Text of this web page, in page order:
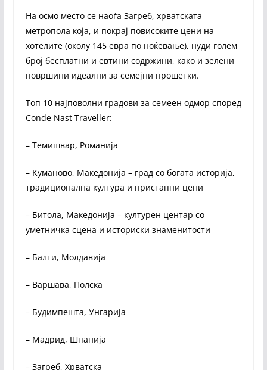
На осмо место се наоѓа Загреб, хрватската
метропола која, и покрај повисоките цени на
хотелите (околу 145 евра по ноќевање), нуди голем
број бесплатни и евтини содржини, како и зелени
површини идеални за семејни прошетки.
Топ 10 најповолни градови за семеен одмор според
Conde Nast Traveller:
– Темишвар, Романија
– Куманово, Македонија – град со богата историја,
традиционална култура и пристапни цени
– Битола, Македонија – културен центар со
уметничка сцена и историски знаменитости
– Балти, Молдавија
– Варшава, Полска
– Будимпешта, Унгарија
– Мадрид, Шпанија
– Загреб, Хрватска